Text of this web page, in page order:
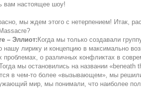
вам настоящее шоу!
мы ждем этого с нетерпением! Итак,
– Эллиот: Когда мы только создавали
нашу лирику и концепцию в максимально
проблемах, о различных конфликтах в
мы остановились на названии
в чем-то более «вызывающем», мы
мир, мы понимали, что наиболее